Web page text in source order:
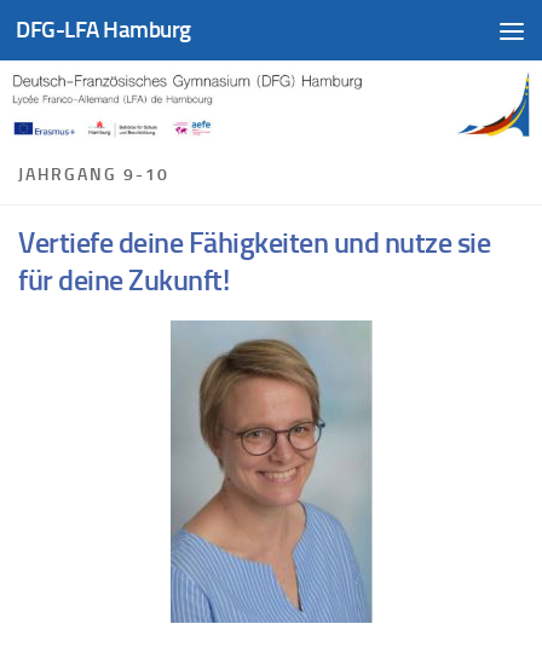
Zum Inhalt springen
DFG-LFA Hamburg
JAHRGANG 9-10
Vertiefe deine Fähigkeiten und nutze sie
für deine Zukunft!